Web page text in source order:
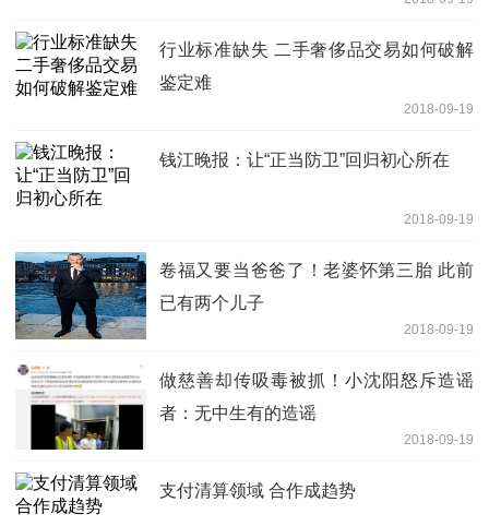
行业标准缺失 二手奢侈品交易如何破解
鉴定难
2018-09-19
钱江晚报：让“正当防卫”回归初心所在
2018-09-19
卷福又要当爸爸了！老婆怀第三胎 此前
已有两个儿子
2018-09-19
做慈善却传吸毒被抓！小沈阳怒斥造谣
者：无中生有的造谣
2018-09-19
支付清算领域 合作成趋势